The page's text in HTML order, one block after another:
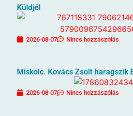
Küldjél
2026-08-07 Nincs hozzászólás
Miskolc. Kovács Zsolt haragszik
2026-08-07 Nincs hozzászólás